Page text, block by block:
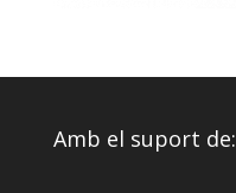
Amb el suport de: